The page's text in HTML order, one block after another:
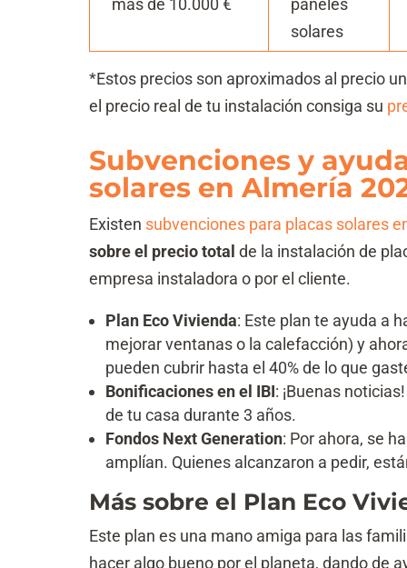
solares
*Estos precios son aproximados al precio
el precio real de tu instalación consiga su
Subvenciones y
solares en Almería
Existen subvenciones para placas solares
sobre el precio total de la instalación de
empresa instaladora o por el cliente.
Plan Eco Vivienda: Este plan te ayuda a
mejorar ventanas o la calefacción) y
pueden cubrir hasta el 40% de lo que
Bonificaciones en el IBI: ¡Buenas
de tu casa durante 3 años.
Fondos Next Generation: Por ahora, se
amplían. Quienes alcanzaron a pedir,
Más sobre el Plan Eco
Este plan es una mano amiga para las
hacer algo bueno por el planeta, dando de